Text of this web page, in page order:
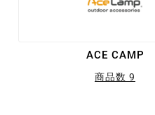
ACE CAMP
商品数 9